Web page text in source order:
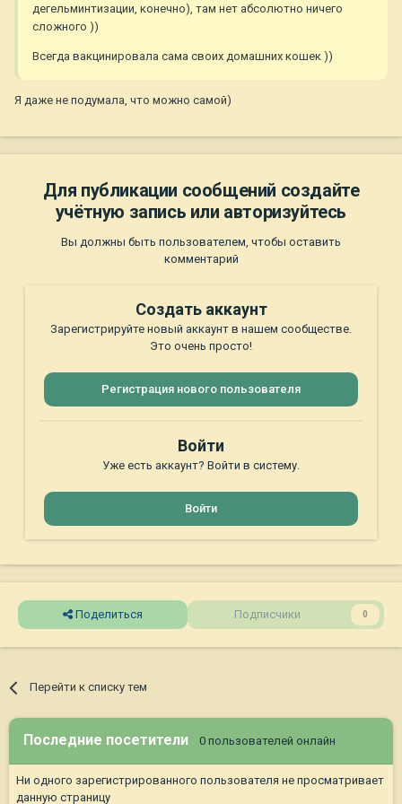
дегельминтизации, конечно), там нет абсолютно ничего
сложного ))
Всегда вакцинировала сама своих домашних кошек ))
Я даже не подумала, что можно самой)
Для публикации сообщений создайте
учётную запись или авторизуйтесь
Вы должны быть пользователем, чтобы оставить
комментарий
Создать аккаунт
Зарегистрируйте новый аккаунт в нашем сообществе.
Это очень просто!
Регистрация нового пользователя
Войти
Уже есть аккаунт? Войти в систему.
Войти
Поделиться Подписчики 0
Перейти к списку тем
Последние посетители 0 пользователей онлайн
Ни одного зарегистрированного пользователя не просматривает
данную страницу